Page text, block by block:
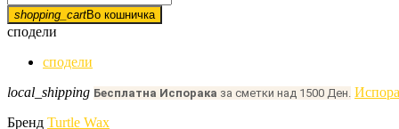
shopping_cartВо кошничка
сподели
сподели
local_shipping Бесплатна Испорака за сметки над 1500 Ден.
Бренд Turtle Wax